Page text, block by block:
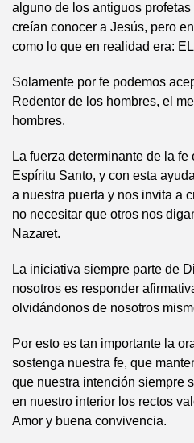
alguno de los antiguos
creían conocer a Jesús, pero
como lo que en realidad era:
Solamente por fe podemos
Redentor de los hombres, el
hombres.
La fuerza determinante de la
Espíritu Santo, y con esta
a nuestra puerta y nos invita a
no necesitar que otros nos
Nazaret.
La iniciativa siempre parte de
nosotros es responder
olvidándonos de nosotros
Por esto es tan importante la
sostenga nuestra fe, que
que nuestra intención siempre
en nuestro interior los rectos
Amor y buena convivencia.